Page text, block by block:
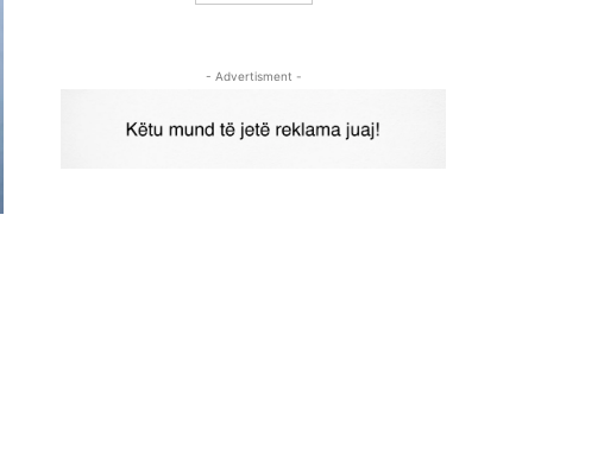
- Advertisment -